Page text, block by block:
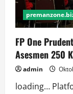
FP One
Asesmen 250
admin
loading…